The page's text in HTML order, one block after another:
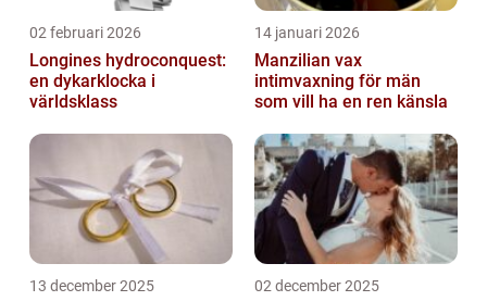
02 februari 2026
Longines hydroconquest:
en dykarklocka i
världsklass
14 januari 2026
Manzilian vax
intimvaxning för män
som vill ha en ren känsla
13 december 2025 02 december 2025